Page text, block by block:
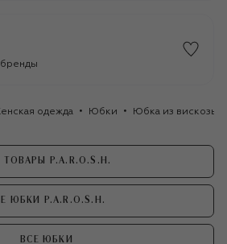
одежда Юбки Юбка из вискозы и
ТОВАРЫ P.A.R.O.S.H.
ЮБКИ P.A.R.O.S.H.
ВСЕ ЮБКИ